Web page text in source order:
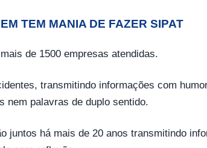
TEM MANIA DE FAZER SIPAT
de 1500 empresas atendidas.
transmitindo informações com
nem palavras de duplo sentido.
juntos há mais de 20 anos transmitindo